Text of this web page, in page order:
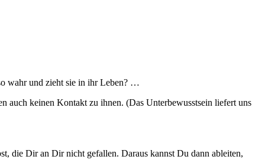
wahr und zieht sie in ihr Leben? …
auch keinen Kontakt zu ihnen. (Das Unterbewusstsein liefert uns
die Dir an Dir nicht gefallen. Daraus kannst Du dann ableiten,